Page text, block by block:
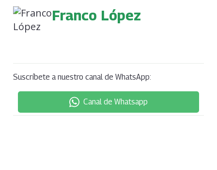
Franco López
Suscríbete a nuestro canal de WhatsApp:
Canal de Whatsapp